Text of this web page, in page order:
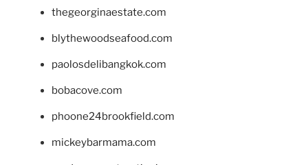
thegeorginaestate.com
blythewoodseafood.com
paolosdelibangkok.com
bobacove.com
phoone24brookfield.com
mickeybarmama.com